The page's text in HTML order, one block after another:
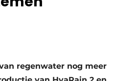
regenwater nog meer